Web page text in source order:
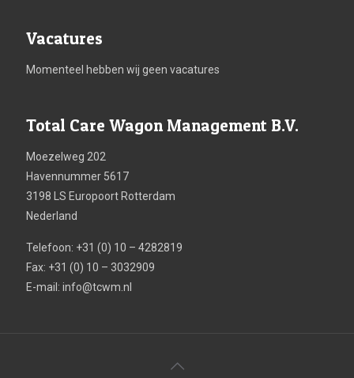
Vacatures
Momenteel hebben wij geen vacatures
Total Care Wagon Management B.V.
Moezelweg 202
Havennummer 5617
3198 LS Europoort Rotterdam
Nederland
Telefoon: +31 (0) 10 – 4282819
Fax: +31 (0) 10 – 3032909
E-mail: info@tcwm.nl